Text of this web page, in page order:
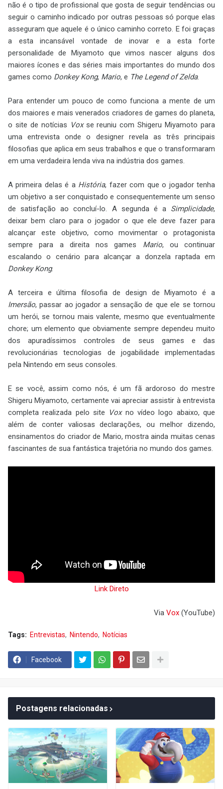
não é o tipo de profissional que gosta de seguir tendências ou
seguir o caminho indicado por outras pessoas só porque elas
asseguram que aquele é o único caminho correto. E foi graças
a esta incansável vontade de inovar e a esta forte
personalidade de Miyamoto que vimos nascer alguns dos
maiores ícones e das séries mais importantes do mundo dos
games como Donkey Kong, Mario, e The Legend of Zelda.
Para entender um pouco de como funciona a mente de um
dos maiores e mais venerados criadores de games do planeta,
o site de notícias Voxse reuniu com Shigeru Miyamoto para
uma entrevista onde o designer revela as três principais
filosofias que aplica em seus trabalhos e que o transformaram
em uma verdadeira lenda viva na indústria dos games.
A primeira delas é a História, fazer com que o jogador tenha
um objetivo a ser conquistado e consequentemente um senso
de satisfação ao concluí-lo. A segunda é a Simplicidade,
deixar bem claro para o jogador o que ele deve fazer para
alcançar este objetivo, como movimentar o protagonista
sempre para a direita nos games Mario, ou continuar
escalando o cenário para alcançar a donzela raptada em
Donkey Kong.
A terceira e última filosofia de design de Miyamoto é a
Imersão, passar ao jogador a sensação de que ele se tornou
um herói, se tornou mais valente, mesmo que eventualmente
chore; um elemento que obviamente sempre dependeu muito
dos apuradíssimos controles de seus games e das
revolucionárias tecnologias de jogabilidade implementadas
pela Nintendo em seus consoles.
E se você, assim como nós, é um fã ardoroso do mestre
Shigeru Miyamoto, certamente vai apreciar assistir à entrevista
completa realizada pelo site
Voxno vídeo logo abaixo, que
além de conter valiosas declarações, ou melhor dizendo,
ensinamentos do criador de Mario, mostra ainda muitas cenas
fascinantes de sua fantástica trajetória no mundo dos games.
Link Direto
Via Vox (YouTube)
Tags: Entrevistas Nintendo Notícias
Facebook
Postagens relacionadas